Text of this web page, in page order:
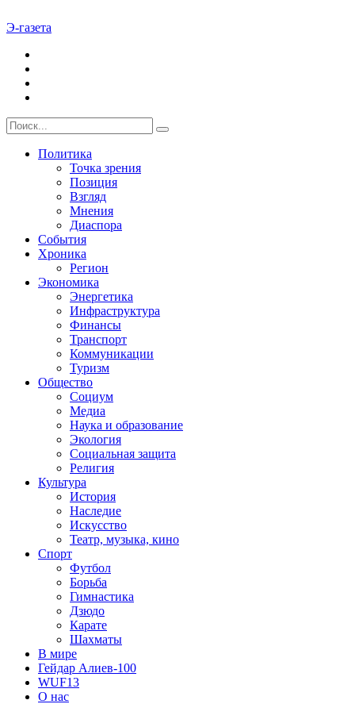
Э-газета
Политика
Точка зрения
Позиция
Взгляд
Мнения
Диаспора
События
Хроника
Регион
Экономика
Энергетика
Инфраструктура
Финансы
Транспорт
Коммуникации
Туризм
Общество
Социум
Медиа
Наука и образование
Экология
Социальная защита
Религия
Культура
История
Наследие
Искусство
Театр, музыка, кино
Спорт
Футбол
Борьба
Гимнастика
Дзюдо
Карате
Шахматы
В мире
Гейдар Алиев-100
WUF13
О нас